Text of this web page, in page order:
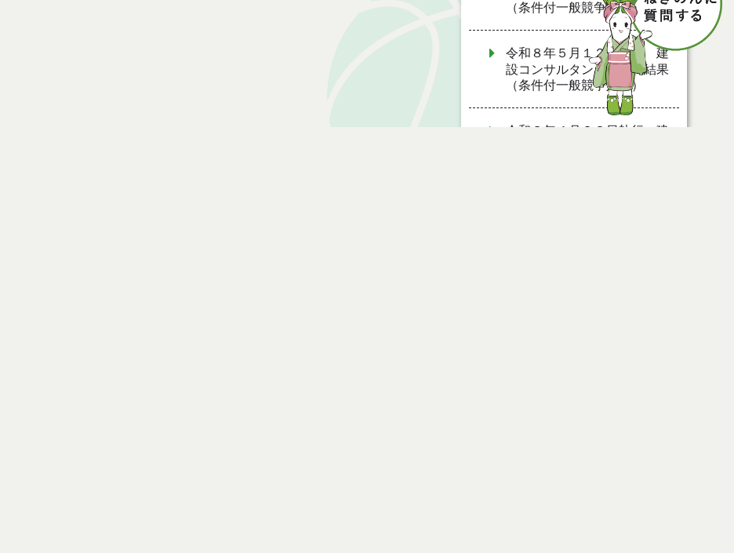
（条件付一般競争入札）
令和８年５月１２日執行 建
設コンサルタント等入札結果
（条件付一般競争入札）
令和８年４月２８日執行 建